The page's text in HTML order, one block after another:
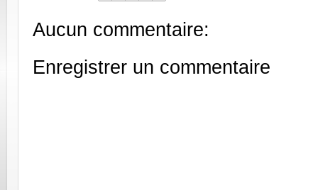
Aucun commentaire:
Enregistrer un commentaire